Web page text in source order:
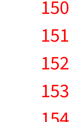
150
151
152
153